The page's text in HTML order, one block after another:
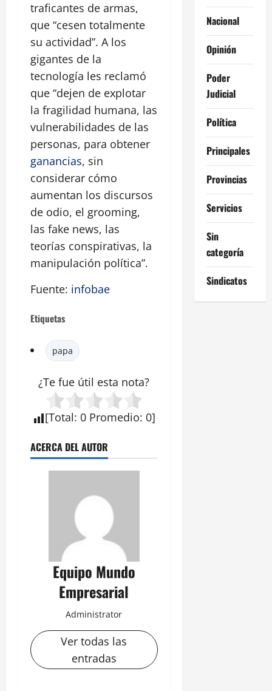
traficantes de armas,
que “cesen totalmente
su actividad”. A los
gigantes de la
tecnología les reclamó
que “dejen de explotar
la fragilidad humana, las
vulnerabilidades de las
personas, para obtener
ganancias, sin
considerar cómo
aumentan los discursos
de odio, el grooming,
las fake news, las
teorías conspirativas, la
manipulación política”.
Fuente: infobae
Etiquetas
papa
¿Te fue útil esta nota?
[Total: 0 Promedio: 0]
ACERCA DEL AUTOR
Equipo Mundo
Empresarial
Administrator
Ver todas las
entradas
Nacional
Opinión
Poder
Judicial
Política
Principales
Provincias
Servicios
Sin
categoría
Sindicatos